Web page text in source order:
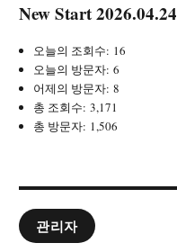
New Start 2026.04.24
오늘의 조회수: 16
오늘의 방문자:6
어제의 방문자:8
총 조회수:3,171
총 방문자: 1,506
관리자